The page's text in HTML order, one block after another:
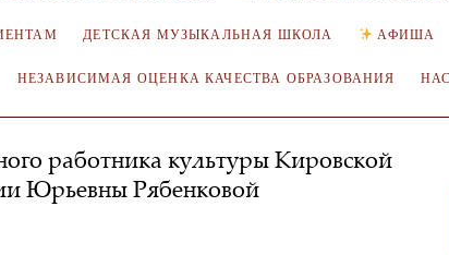
ДЕТСКАЯ МУЗЫКАЛЬНАЯ ШКОЛА АФИША
НЕЗАВИСИМАЯ ОЦЕНКА КАЧЕСТВА ОБРАЗОВАНИЯ
работника культуры Кировской
Юрьевны Рябенковой